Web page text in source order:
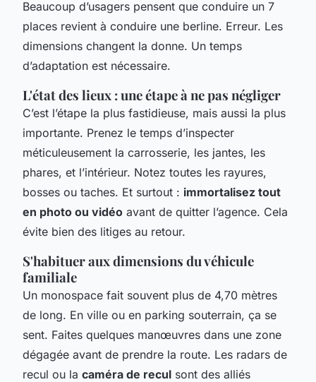
Beaucoup d’usagers pensent que conduire un 7
places revient à conduire une berline. Erreur. Les
dimensions changent la donne. Un temps
d’adaptation est nécessaire.
L'état des lieux : une étape à ne pas négliger
C’est l’étape la plus fastidieuse, mais aussi la plus
importante. Prenez le temps d’inspecter
méticuleusement la carrosserie, les jantes, les
phares, et l’intérieur. Notez toutes les rayures,
bosses ou taches. Et surtout : immortalisez tout
en photo ou vidéo avant de quitter l’agence. Cela
évite bien des litiges au retour.
S'habituer aux dimensions du véhicule
familiale
Un monospace fait souvent plus de 4,70 mètres
de long. En ville ou en parking souterrain, ça se
sent. Faites quelques manœuvres dans une zone
dégagée avant de prendre la route. Les radars de
recul ou la caméra de recul sont des alliés